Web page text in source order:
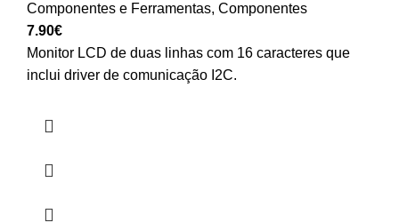
Componentes e Ferramentas, Componentes
7.90€
Monitor LCD de duas linhas com 16 caracteres que
inclui driver de comunicação I2C.